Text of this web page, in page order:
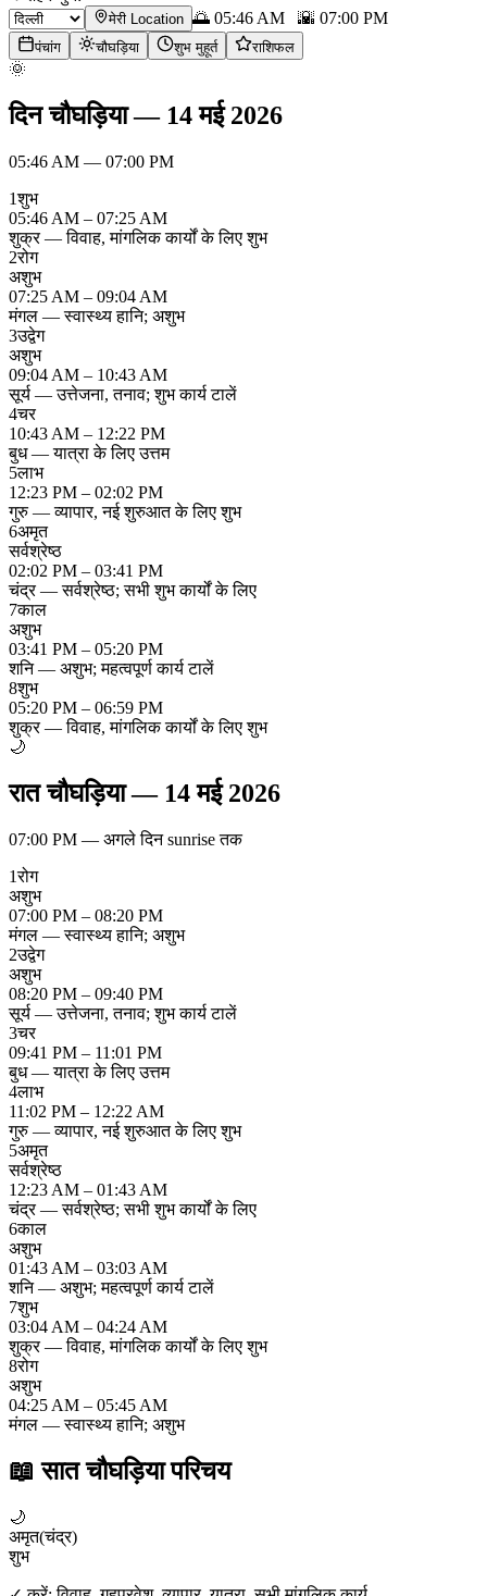
मेरी Location 🌅 05:46 AM 🌇 07:00 PM
पंचांग चौघड़िया शुभ मुहूर्त राशिफल
🌞
दिन चौघड़िया— 14 मई 2026
05:46 AM — 07:00 PM
1शुभ
05:46 AM – 07:25 AM
शुक्र — विवाह, मांगलिक कार्यों के लिए शुभ
2रोग
अशुभ
07:25 AM – 09:04 AM
मंगल — स्वास्थ्य हानि; अशुभ
3उद्वेग
अशुभ
09:04 AM – 10:43 AM
सूर्य — उत्तेजना, तनाव; शुभ कार्य टालें
4चर
10:43 AM – 12:22 PM
बुध — यात्रा के लिए उत्तम
5लाभ
12:23 PM – 02:02 PM
गुरु — व्यापार, नई शुरुआत के लिए शुभ
6अमृत
सर्वश्रेष्ठ
02:02 PM – 03:41 PM
चंद्र — सर्वश्रेष्ठ; सभी शुभ कार्यों के लिए
7काल
अशुभ
03:41 PM – 05:20 PM
शनि — अशुभ; महत्वपूर्ण कार्य टालें
8शुभ
05:20 PM – 06:59 PM
शुक्र — विवाह, मांगलिक कार्यों के लिए शुभ
🌙
रात चौघड़िया— 14 मई 2026
07:00 PM — अगले दिन sunrise तक
1रोग
अशुभ
07:00 PM – 08:20 PM
मंगल — स्वास्थ्य हानि; अशुभ
2उद्वेग
अशुभ
08:20 PM – 09:40 PM
सूर्य — उत्तेजना, तनाव; शुभ कार्य टालें
3चर
09:41 PM – 11:01 PM
बुध — यात्रा के लिए उत्तम
4लाभ
11:02 PM – 12:22 AM
गुरु — व्यापार, नई शुरुआत के लिए शुभ
5अमृत
सर्वश्रेष्ठ
12:23 AM – 01:43 AM
चंद्र — सर्वश्रेष्ठ; सभी शुभ कार्यों के लिए
6काल
अशुभ
01:43 AM – 03:03 AM
शनि — अशुभ; महत्वपूर्ण कार्य टालें
7शुभ
03:04 AM – 04:24 AM
शुक्र — विवाह, मांगलिक कार्यों के लिए शुभ
8रोग
अशुभ
04:25 AM – 05:45 AM
मंगल — स्वास्थ्य हानि; अशुभ
📖सात चौघड़िया परिचय
🌙
अमृत(चंद्र)
शुभ